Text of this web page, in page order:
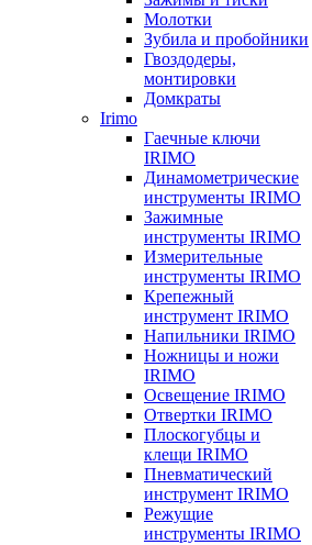
Молотки
Зубила и пробойники
Гвоздодеры,
монтировки
Домкраты
Irimo
Гаечные ключи
IRIMO
Динамометрические
инструменты IRIMO
Зажимные
инструменты IRIMO
Измерительные
инструменты IRIMO
Крепежный
инструмент IRIMO
Напильники IRIMO
Ножницы и ножи
IRIMO
Освещение IRIMO
Отвертки IRIMO
Плоскогубцы и
клещи IRIMO
Пневматический
инструмент IRIMO
Режущие
инструменты IRIMO